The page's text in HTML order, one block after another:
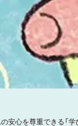
安心を尊重できる「学